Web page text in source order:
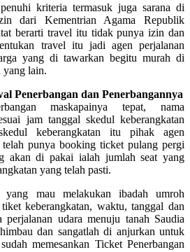
kriteria termasuk juga sarana di
dari Kementrian Agama Republik
berarti travel itu tidak punya izin dan
travel itu jadi agen perjalanan
yang di tawarkan begitu murah di
yang lain.
Penerbangan dan Penerbangannya
maskapainya tepat, nama
jam tanggal skedul keberangkatan
keberangkatan itu pihak agen
telah punya booking ticket pulang pergi
akan di pakai ialah jumlah seat yang
yang telah pasti.
yang mau melakukan ibadah umroh
keberangkatan, waktu, tanggal dan
perjalanan udara menuju tanah Saudia
dan sangatlah di anjurkan untuk
memesankan Ticket Penerbangan